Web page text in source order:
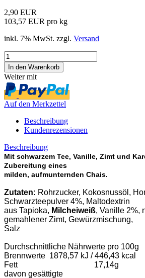
2,90 EUR
103,57 EUR pro kg
inkl. 7% MwSt. zzgl. Versand
Weiter mit
Auf den Merkzettel
Beschreibung
Kundenrezensionen
Beschreibung
Mit schwarzem Tee, Vanille, Zimt und
Zubereitung eines
milden, aufmunternden Chais.
Zutaten: Rohrzucker, Kokosnussöl,
Schwarzteepulver 4%, Maltodextrin
aus Tapioka, Milcheiweiß, Vanille 2%,
gemahlener Zimt, Gewürzmischung,
Salz
Durchschnittliche Nährwerte pro 100g
Brennwerte 1878,57 kJ / 446,43 kcal
Fett 17,14g
davon gesättigte